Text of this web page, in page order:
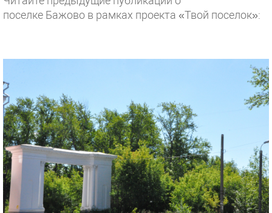
поселке Бажово в рамках проекта «Твой поселок»: